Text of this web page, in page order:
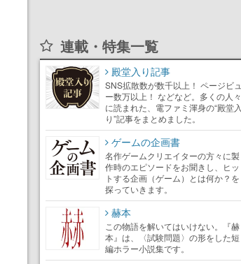
連載・特集一覧
殿堂入り記事
SNS拡散数が数千以上！ ページビュ
ー数万以上！ などなど。多くの人々
に読まれた、電ファミ渾身の“殿堂入
り”記事をまとめました。
ゲームの企画書
名作ゲームクリエイターの方々に製
作時のエピソードをお聞きし、ヒッ
トする企画（ゲーム）とは何か？を
探っていきます。
赫本
この物語を解いてはいけない。『赫
本』は、〈試験問題〉の形をした短
編ホラー小説集です。